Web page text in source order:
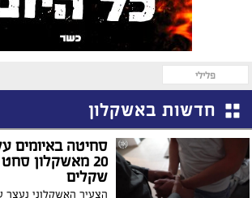
פלילי
חדשות באשקלון
סחיטה באיומים
20 מאשקלון
שקלים